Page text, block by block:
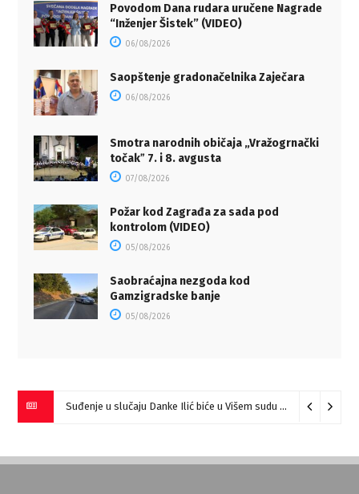
Povodom Dana rudara uručene Nagrade
“Inženjer Šistek” (VIDEO)
06/08/2026
Saopštenje gradonačelnika Zaječara
06/08/2026
Smotra narodnih običaja „Vražogrnački
točakˮ 7. i 8. avgusta
07/08/2026
Požar kod Zagrađa za sada pod
kontrolom (VIDEO)
05/08/2026
Saobraćajna nezgoda kod
Gamzigradske banje
05/08/2026
Suđenje u slučaju Danke Ilić biće u Višem sudu u Negotinu?